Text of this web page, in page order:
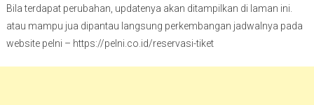
Bila terdapat perubahan, updatenya akan ditampilkan di laman ini.
atau mampu jua dipantau langsung perkembangan jadwalnya pada
website pelni – https://pelni.co.id/reservasi-tiket